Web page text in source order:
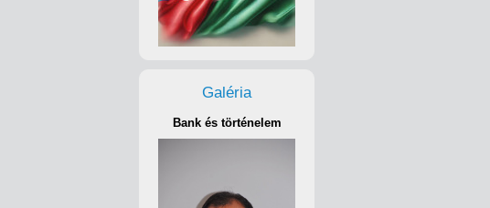
Galéria
Bank és történelem